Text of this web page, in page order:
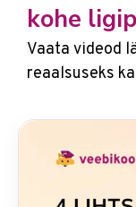
kohe
Vaata videod
reaalsuseks